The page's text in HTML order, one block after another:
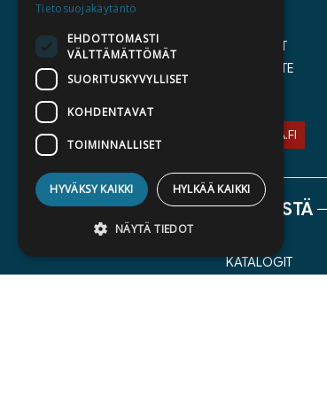
YLEISET TOIMITUSEHDOT
SAAVUTETTAVUUSSELOSTE
ASIAKASPALVELU@STORIA.FI
TIETOA MEISTÄ
KATALOGIT
Tietosuojakäytäntö
EHDOTTOMASTI
VÄLTTÄMÄTTÖMÄT
SUORITUSKYVYLLISET
KOHDENTAVAT
TOIMINNALLISET
HYVÄKSY KAIKKI HYLKÄÄ KAIKKI
NÄYTÄ TIEDOT